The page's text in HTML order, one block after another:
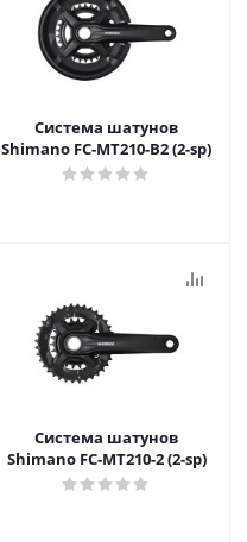
Система шатунов
Shimano FC-MT210-B2 (2-sp)
Система шатунов
Shimano FC-MT210-2 (2-sp)